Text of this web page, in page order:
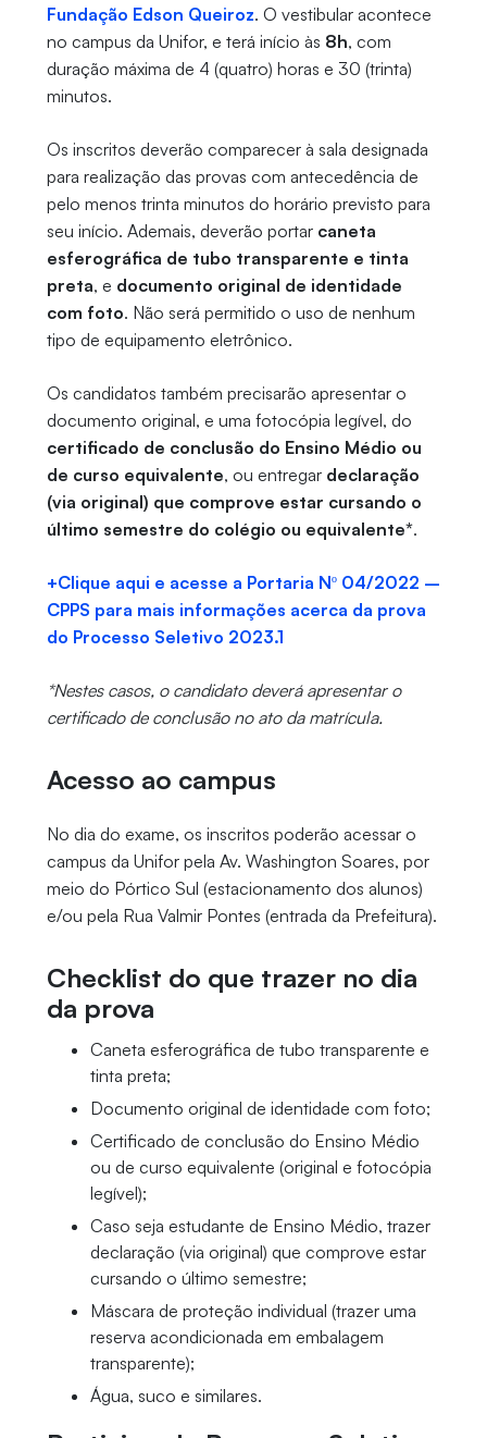
Fundação Edson Queiroz. O vestibular acontece
no campus da Unifor, e terá início às 8h, com
duração máxima de 4 (quatro) horas e 30 (trinta)
minutos.
Os inscritos deverão comparecer à sala designada
para realização das provas com antecedência de
pelo menos trinta minutos do horário previsto para
seu início. Ademais, deverão portar caneta
esferográfica de tubo transparente e tinta
preta, e documento original de identidade
com foto. Não será permitido o uso de nenhum
tipo de equipamento eletrônico.
Os candidatos também precisarão apresentar o
documento original, e uma fotocópia legível, do
certificado de conclusão do Ensino Médio ou
de curso equivalente, ou entregardeclaração
(via original) que comprove estar cursando o
último semestre do colégio ou equivalente*.
+Clique aqui e acesse a Portaria Nº 04/2022 –
CPPS para mais informações acerca da prova
do Processo Seletivo 2023.1
*Nestes casos, o candidato deverá apresentar o
certificado de conclusão no ato da matrícula.
Acesso ao campus
No dia do exame, os inscritos poderão acessar o
campus da Unifor pela Av. Washington Soares, por
meio do Pórtico Sul (estacionamento dos alunos)
e/ou pela Rua Valmir Pontes (entrada da Prefeitura).
Checklist do que trazer no dia
da prova
Caneta esferográfica de tubo transparente e
tinta preta;
Documento original de identidade com foto;
Certificado de conclusão do Ensino Médio
ou de curso equivalente (original e fotocópia
legível);
Caso seja estudante de Ensino Médio, trazer
declaração (via original) que comprove estar
cursando o último semestre;
Máscara de proteção individual (trazer uma
reserva acondicionada em embalagem
transparente);
Água, suco e similares.